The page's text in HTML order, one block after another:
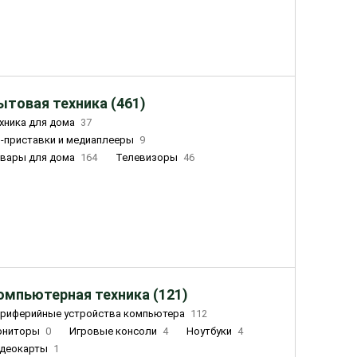
техника (461)
для дома 37
приставки и медиаплееры
9
для дома 164 Телевизоры 46
техника (121)
устройства компьютера 112
0 Игровые консоли 4 Ноутбуки 4
1